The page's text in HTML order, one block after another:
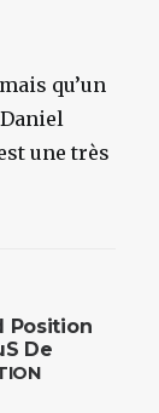
qu’un
une très
Position
De